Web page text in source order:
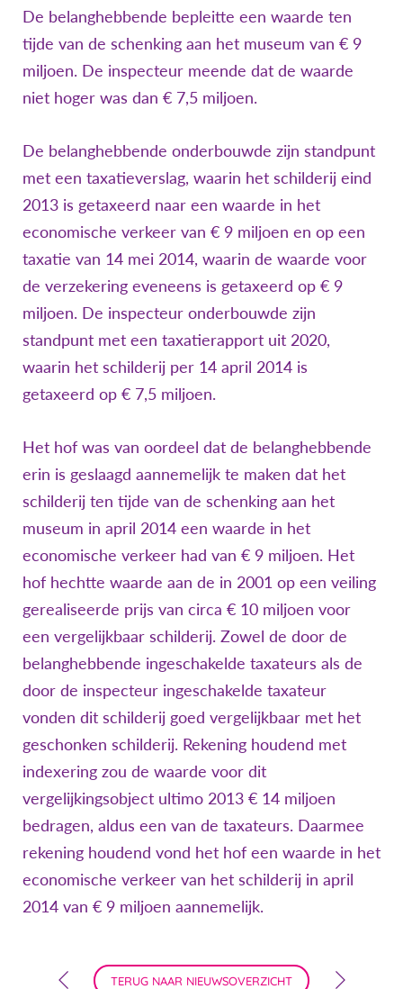
De belanghebbende bepleitte een waarde ten
tijde van de schenking aan het museum van € 9
miljoen. De inspecteur meende dat de waarde
niet hoger was dan € 7,5 miljoen.
De belanghebbende onderbouwde zijn standpunt
met een taxatieverslag, waarin het schilderij eind
2013 is getaxeerd naar een waarde in het
economische verkeer van € 9 miljoen en op een
taxatie van 14 mei 2014, waarin de waarde voor
de verzekering eveneens is getaxeerd op € 9
miljoen. De inspecteur onderbouwde zijn
standpunt met een taxatierapport uit 2020,
waarin het schilderij per 14 april 2014 is
getaxeerd op € 7,5 miljoen.
Het hof was van oordeel dat de belanghebbende
erin is geslaagd aannemelijk te maken dat het
schilderij ten tijde van de schenking aan het
museum in april 2014 een waarde in het
economische verkeer had van € 9 miljoen. Het
hof hechtte waarde aan de in 2001 op een veiling
gerealiseerde prijs van circa € 10 miljoen voor
een vergelijkbaar schilderij. Zowel de door de
belanghebbende ingeschakelde taxateurs als de
door de inspecteur ingeschakelde taxateur
vonden dit schilderij goed vergelijkbaar met het
geschonken schilderij. Rekening houdend met
indexering zou de waarde voor dit
vergelijkingsobject ultimo 2013 € 14 miljoen
bedragen, aldus een van de taxateurs. Daarmee
rekening houdend vond het hof een waarde in het
economische verkeer van het schilderij in april
2014 van € 9 miljoen aannemelijk.
TERUG NAAR NIEUWSOVERZICHT